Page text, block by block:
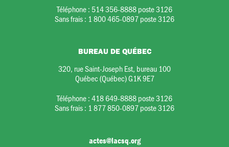
Téléphone : 514 356-8888 poste 3126
Sans frais : 1 800 465-0897 poste 3126
BUREAU DE QUÉBEC
320, rue Saint-Joseph Est, bureau 100
Québec (Québec) G1K 9E7
Téléphone :418 649-8888 poste 3126
Sans frais : 1 877 850-0897 poste 3126
actes@lacsq.org